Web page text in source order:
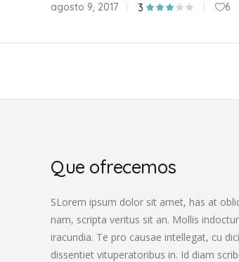
agosto 9, 2017 3 6
Que ofrecemos
SLorem ipsum dolor sit amet, has at
nam, scripta veritus sit an. Mollis
iracundia. Te pro causae intellegat, cu
dissentiet vituperatoribus in. Id diam